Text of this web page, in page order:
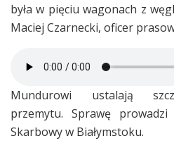
była w pięciu wagonach z
Maciej Czarnecki, oficer
Mundurowi ustalają
przemytu. Sprawę
Skarbowy w Białymstoku.